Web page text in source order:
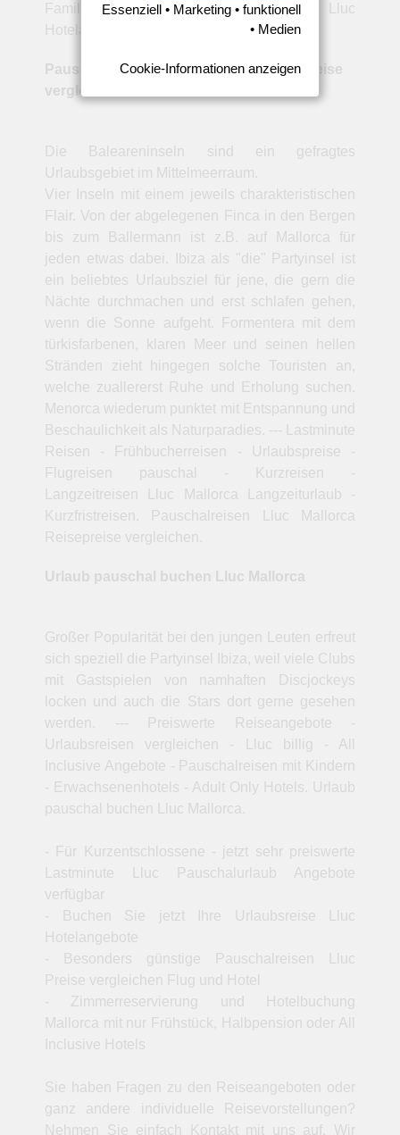
Familienurlaub mit Kindern - Günstige Lluc
Hotelangebote Mallorca.
Pauschalreisen Lluc Mallorca Urlaubspreise
vergleichen
Die Baleareninseln sind ein gefragtes
Urlaubsgebiet im Mittelmeerraum.
Vier Inseln mit einem jeweils charakteristischen
Flair. Von der abgelegenen Finca in den Bergen
bis zum Ballermann ist z.B. auf Mallorca für
jeden etwas dabei. Ibiza als "die" Partyinsel ist
ein beliebtes Urlaubsziel für jene, die gern die
Nächte durchmachen und erst schlafen gehen,
wenn die Sonne aufgeht. Formentera mit dem
türkisfarbenen, klaren Meer und seinen hellen
Stränden zieht hingegen solche Touristen an,
welche zuallererst Ruhe und Erholung suchen.
Menorca wiederum punktet mit Entspannung und
Beschaulichkeit als Naturparadies. --- Lastminute
Reisen - Frühbucherreisen - Urlaubspreise -
Flugreisen pauschal - Kurzreisen -
Langzeitreisen Lluc Mallorca Langzeiturlaub -
Kurzfristreisen. Pauschalreisen Lluc Mallorca
Reisepreise vergleichen.
Urlaub pauschal buchen Lluc Mallorca
Großer Popularität bei den jungen Leuten erfreut
sich speziell die Partyinsel Ibiza, weil viele Clubs
mit Gastspielen von namhaften Discjockeys
locken und auch die Stars dort gerne gesehen
werden. --- Preiswerte Reiseangebote -
Urlaubsreisen vergleichen - Lluc billig - All
Inclusive Angebote - Pauschalreisen mit Kindern
- Erwachsenenhotels - Adult Only Hotels. Urlaub
pauschal buchen Lluc Mallorca.
- Für Kurzentschlossene - jetzt sehr preiswerte
Lastminute Lluc Pauschalurlaub Angebote
verfügbar
- Buchen Sie jetzt Ihre Urlaubsreise Lluc
Hotelangebote
- Besonders günstige Pauschalreisen Lluc
Preise vergleichen Flug und Hotel
- Zimmerreservierung und Hotelbuchung
Mallorca mit nur Frühstück, Halbpension oder All
Inclusive Hotels
Sie haben Fragen zu den Reiseangeboten oder
ganz andere individuelle Reisevorstellungen?
Nehmen Sie einfach Kontakt mit uns auf. Wir
Essenziell • Marketing • funktionell
• Medien
Cookie-Informationen anzeigen